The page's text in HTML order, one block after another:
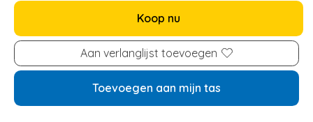
Koop nu
Aan verlanglijst toevoegen
Toevoegen aan mijn tas